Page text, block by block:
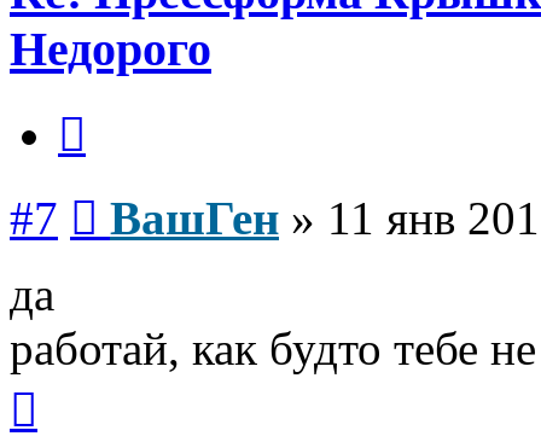
Недорого
#7 ВашГен » 11 янв
да
работай, как будто тебе
началу